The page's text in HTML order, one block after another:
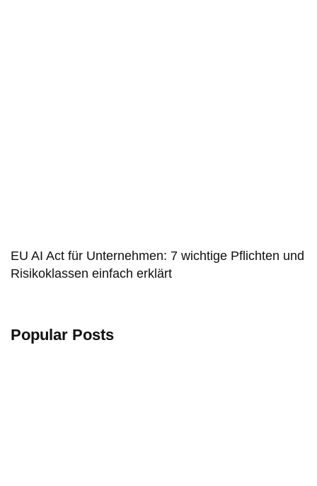
EU AI Act für Unternehmen: 7 wichtige Pflichten und
Risikoklassen einfach erklärt
Popular Posts